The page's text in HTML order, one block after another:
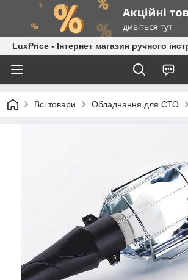
LuxPrice - Інтернет магазин ручного
Всі товари Обладнання для СТО